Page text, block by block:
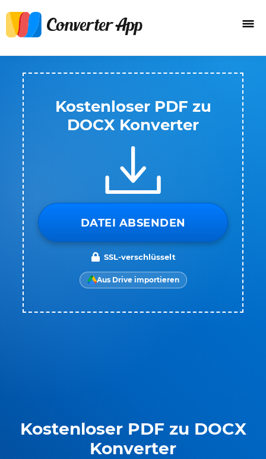
Kostenloser PDF zu DOCX
Konverter
Kostenloser PDF zu
DOCX Konverter
DATEI ABSENDEN
SSL-verschlüsselt
Aus Drive importieren